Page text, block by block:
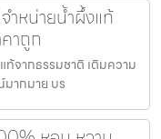
ำหน่ายน้ำผึ้งแท้
าถูก
จากธรรมชาติ เติมความ
มากมาย บร